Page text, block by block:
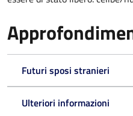
Futuri sposi stranieri
Ulteriori informazioni